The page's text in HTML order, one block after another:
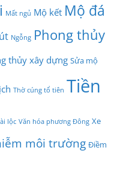
Mất ngủ Mộ kết Mộ đá
Ngỗng Phong thủy
thủy xây dựng Sửa mộ
Thờ cúng tổ tiên Tiền
lộc Văn hóa phương Đông Xe
môi trường Điềm